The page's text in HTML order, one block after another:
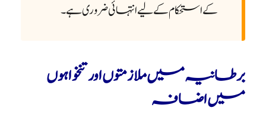
کے استحکام کے لیے انتہائی ضروری ہے۔
برطانیہ میں ملازمتوں اور تنخواہوں
میں اضافہ